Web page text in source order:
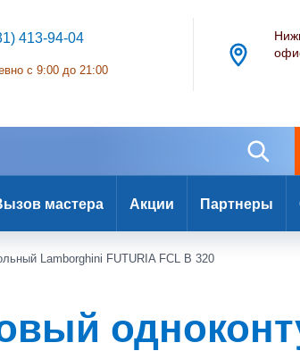
413-94-04
с 9:00 до 21:00
мастера Акции Партнеры
Lamborghini FUTURIA FCL B 320